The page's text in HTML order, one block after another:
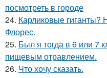
посмотреть в городе
24. Карликовые гиганты?
Флорес.
25. Был я тогда в 6 или 7
пищевым отравлением.
26. Что хочу сказать.